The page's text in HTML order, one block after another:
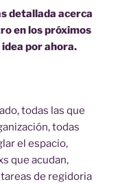
detallada acerca
en los próximos
por ahora.
todas las que
todas
el espacio,
que acudan,
de regidoria